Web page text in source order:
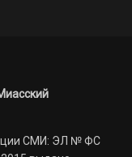
СМИ: ЭЛ № ФС